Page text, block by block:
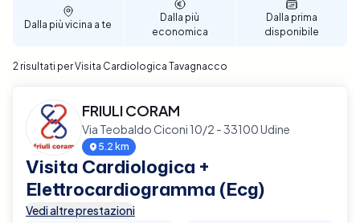
tue esigenze personali. Prenota ora per garantire un
supporto diagnostico completo e affidabile per la
Dalla più vicina a te
Dalla più
economica
Dalla prima
disponibile
2 risultati per Visita Cardiologica Tavagnacco
FRIULI CORAM
Via Teobaldo Ciconi 10/2 - 33100 Udine
5.2 km
Visita Cardiologica +
Elettrocardiogramma (Ecg)
Vedi altre prestazioni